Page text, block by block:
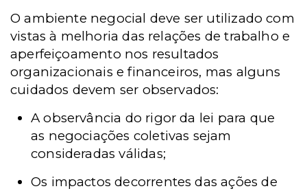
O ambiente negocial deve ser utilizado com
vistas à melhoria das relações de trabalho e
aperfeiçoamento nos resultados
organizacionais e financeiros, mas alguns
cuidados devem ser observados:
A observância do rigor da lei para que
as negociações coletivas sejam
consideradas válidas;
Os impactos decorrentes das ações de